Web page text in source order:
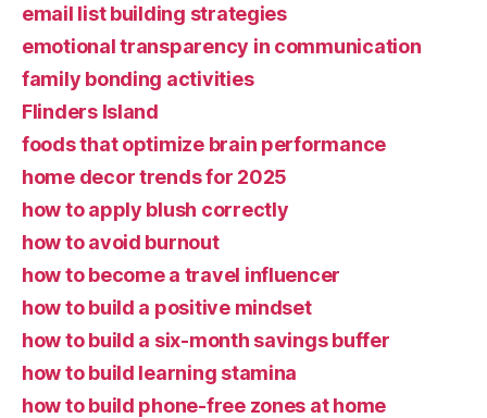
email list building strategies
emotional transparency in communication
family bonding activities
Flinders Island
foods that optimize brain performance
home decor trends for 2025
how to apply blush correctly
how to avoid burnout
how to become a travel influencer
how to build a positive mindset
how to build a six-month savings buffer
how to build learning stamina
how to build phone-free zones at home